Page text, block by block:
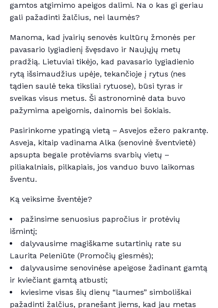
gamtos atgimimo apeigos dalimi. Na o kas gi geriau
gali pažadinti žalčius, nei laumės?
Manoma, kad įvairių senovės kultūrų žmonės per
pavasario lygiadienį švęsdavo ir Naujųjų metų
pradžią. Lietuviai tikėjo, kad pavasario lygiadienio
rytą išsimaudžius upėje, tekančioje į rytus (nes
tądien saulė teka tiksliai rytuose), būsi tyras ir
sveikas visus metus. Ši astronominė data buvo
pažymima apeigomis, dainomis bei šokiais.
Pasirinkome ypatingą vietą – Asvejos ežero pakrantę.
Asveja, kitaip vadinama Alka (senovinė šventvietė)
apsupta begale protėviams svarbių vietų –
piliakalniais, pilkapiais, jos vanduo buvo laikomas
šventu.
Ką veiksime šventėje?
pažinsime senuosius papročius ir protėvių
išmintį;
dalyvausime magiškame sutartinių rate su
Laurita Peleniūte (Promočių giesmės);
dalyvausime senovinėse apeigose žadinant gamtą
ir kviečiant gamtą atbusti;
kviesime visas šių dienų “laumes” simboliškai
pažadinti žalčius, pranešant jiems, kad jau metas